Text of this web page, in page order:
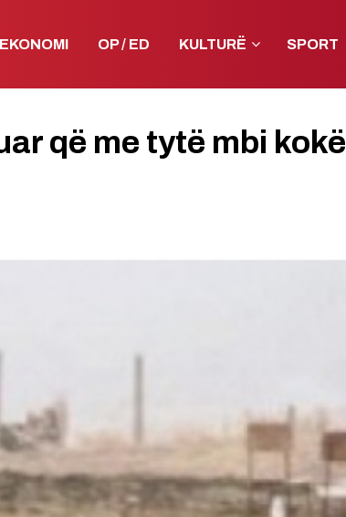
EKONOMI OP / ED KULTURË SPORT
që me tytë mbi kokë